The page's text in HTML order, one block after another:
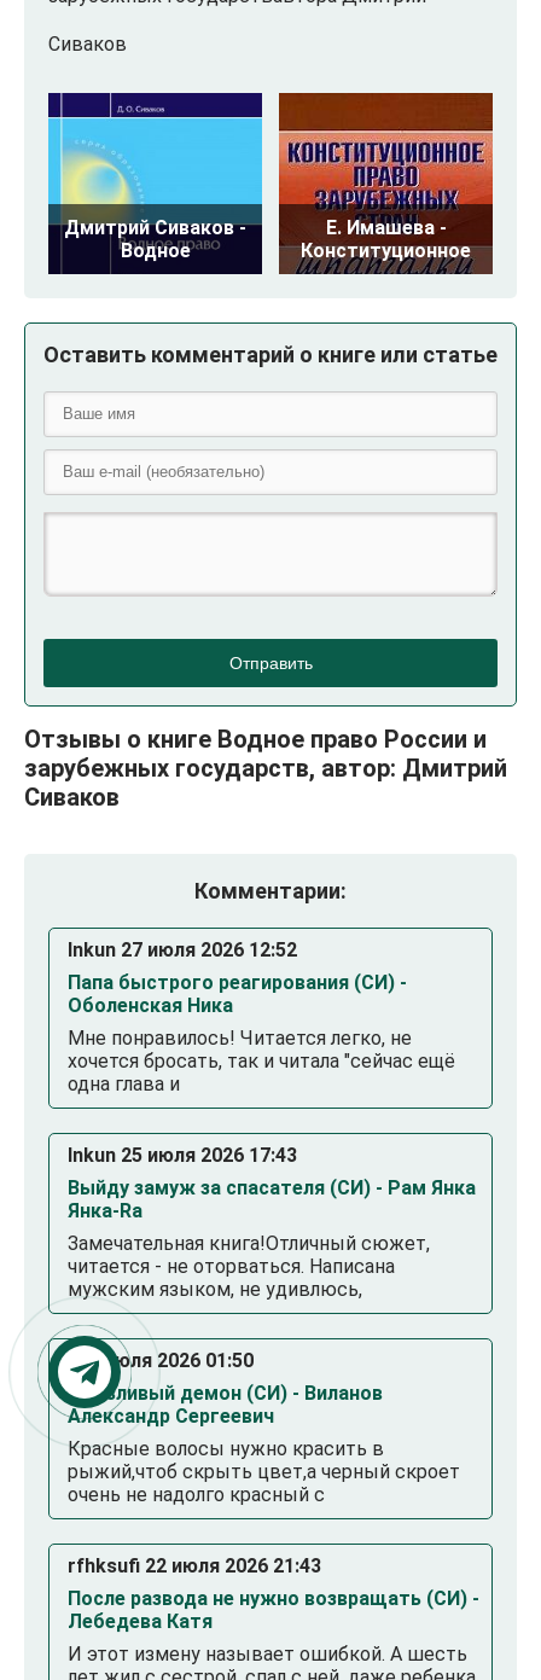
Сиваков
Дмитрий Сиваков -
Водное
Е. Имашева -
Конституционное
Оставить комментарий о книге или статье
Отправить
Отзывы о книге Водное право России и
зарубежных государств, автор: Дмитрий
Сиваков
Комментарии:
Inkun 27 июля 2026 12:52
Папа быстрого реагирования (СИ) -
Оболенская Ника
Мне понравилось! Читается легко, не
хочется бросать, так и читала "сейчас ещё
одна глава и
Inkun 25 июля 2026 17:43
Выйду замуж за спасателя (СИ) - Рам Янка
Янка-Ra
Замечательная книга!Отличный сюжет,
читается - не оторваться. Написана
мужским языком, не удивлюсь,
. 23 июля 2026 01:50
Смазливый демон (СИ) - Виланов
Александр Сергеевич
Красные волосы нужно красить в
рыжий,чтоб скрыть цвет,а черный скроет
очень не надолго красный с
rfhksufi 22 июля 2026 21:43
После развода не нужно возвращать (СИ) -
Лебедева Катя
И этот измену называет ошибкой. А шесть